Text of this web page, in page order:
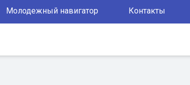
Молодежный навигатор Контакты